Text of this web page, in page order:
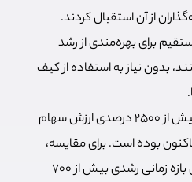
از آن استقبال کردند.
برای بهره‌مندی از رشد
بدون نیاز به استفاده از کیف
نتیجه این استراتژی، افزایش بیش از ۲۵۰۰ درصدی ارزش سهام
نیز در همین بازه زمانی رشدی بیش از ۷۰۰